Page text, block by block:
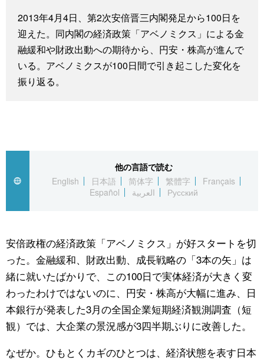
科学・技術
暮らし
スポーツ・東京2020
Cinema
Topics
東京
お知らせ
公式SNS
2013年4月4日、第2次安倍晋三内閣発足から100日を
迎えた。同内閣の経済政策「アベノミクス」による金
融緩和や財政出動への期待から、円安・株高が進んで
いる。アベノミクスが100日間で引き起こした変化を
振り返る。
他の言語で読む
English
日本語 简体字 繁體字
Français
Español
العربية Русский
安倍政権の経済政策「アベノミクス」が好スタートを切
った。金融緩和、財政出動、成長戦略の「3本の矢」は
緒に就いたばかりで、この100日で実体経済が大きく変
わったわけではないのに、円安・株高が大幅に進み、日
本銀行が発表した3月の全国企業短期経済観測調査（短
観）では、大企業の景況感が3四半期ぶりに改善した。
なぜか。ひもとくカギのひとつは、経済状態を表す日本